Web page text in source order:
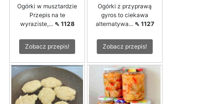
Ogórki w musztardzie
Przepis na te
wyraziste,... ⇖ 1128
Zobacz przepis!
Ogórki z przyprawą
gyros to ciekawa
alternatywa... ⇖ 1127
Zobacz przepis!